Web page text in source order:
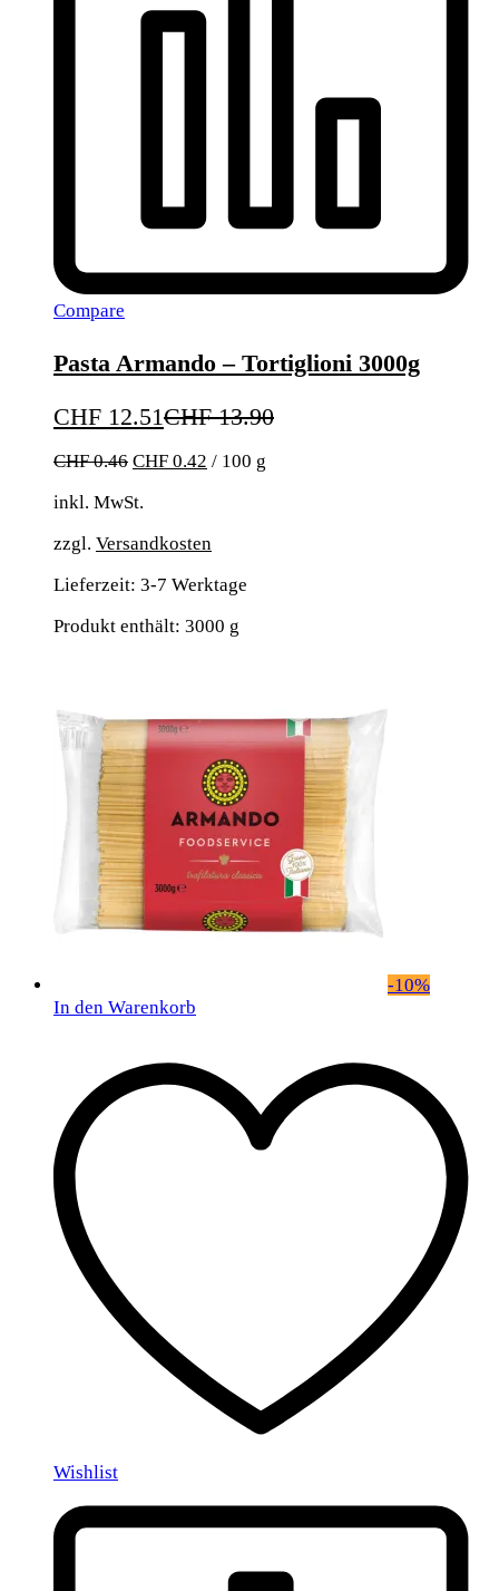
Compare
Pasta Armando – Tortiglioni 3000g
CHF 12.51CHF13.90
CHF0.46 CHF 0.42 / 100 g
inkl. MwSt.
zzgl. Versandkosten
Lieferzeit: 3-7 Werktage
Produkt enthält: 3000 g
-10%
In den Warenkorb
Wishlist